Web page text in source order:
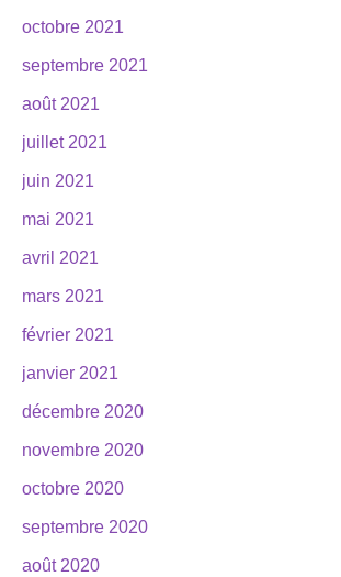
octobre 2021
septembre 2021
août 2021
juillet 2021
juin 2021
mai 2021
avril 2021
mars 2021
février 2021
janvier 2021
décembre 2020
novembre 2020
octobre 2020
septembre 2020
août 2020